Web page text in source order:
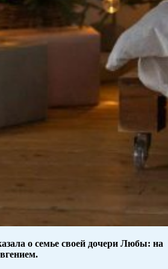
о семье своей дочери Любы: на